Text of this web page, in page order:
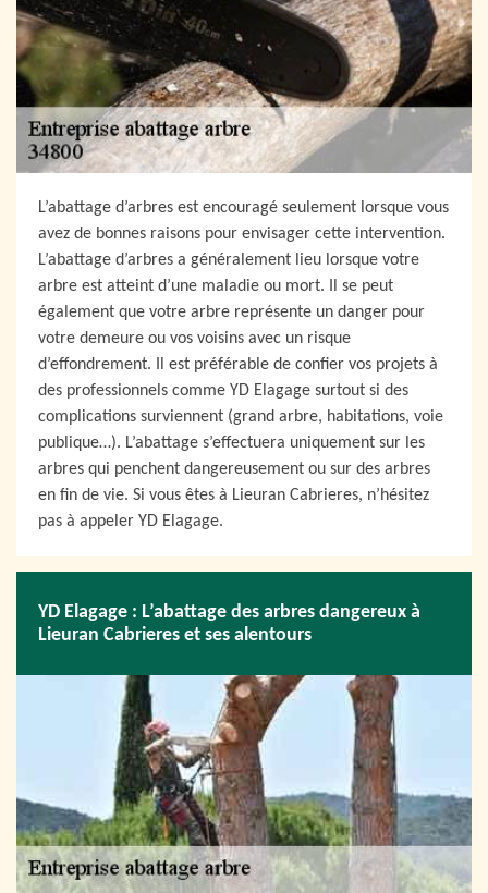
L’abattage d’arbres est encouragé seulement lorsque vous
avez de bonnes raisons pour envisager cette intervention.
L’abattage d’arbres a généralement lieu lorsque votre
arbre est atteint d’une maladie ou mort. Il se peut
également que votre arbre représente un danger pour
votre demeure ou vos voisins avec un risque
d’effondrement. Il est préférable de confier vos projets à
des professionnels comme YD Elagage surtout si des
complications surviennent (grand arbre, habitations, voie
publique…). L’abattage s’effectuera uniquement sur les
arbres qui penchent dangereusement ou sur des arbres
en fin de vie. Si vous êtes à Lieuran Cabrieres, n’hésitez
pas à appeler YD Elagage.
YD Elagage : L’abattage des arbres dangereux à
Lieuran Cabrieres et ses alentours